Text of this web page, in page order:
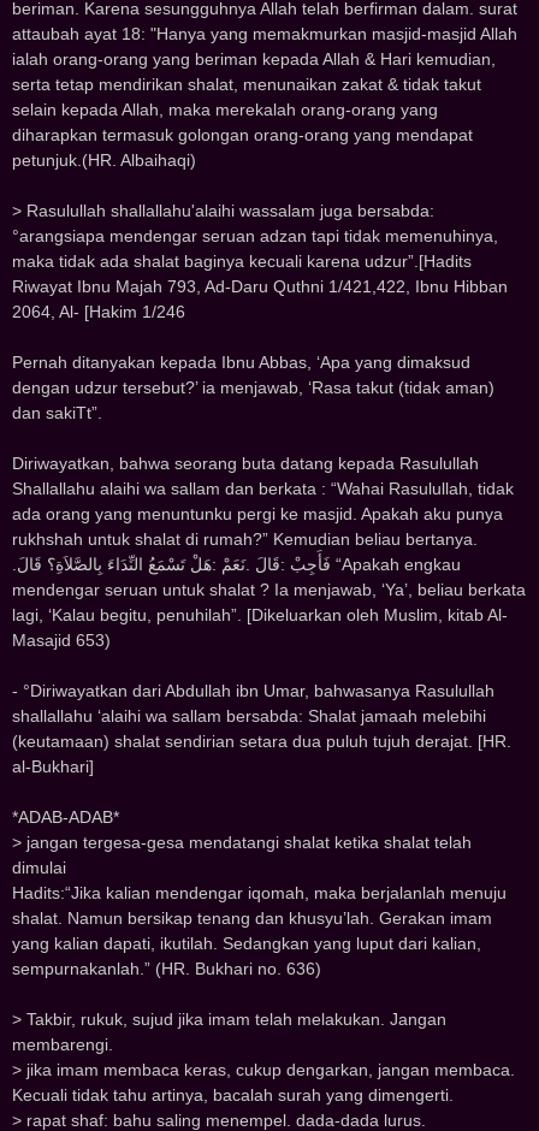
beriman. Karena sesungguhnya Allah telah berfirman dalam. surat
attaubah ayat 18: "Hanya yang memakmurkan masjid-masjid Allah
ialah orang-orang yang beriman kepada Allah & Hari kemudian,
serta tetap mendirikan shalat, menunaikan zakat & tidak takut
selain kepada Allah, maka merekalah orang-orang yang
diharapkan termasuk golongan orang-orang yang mendapat
petunjuk.(HR. Albaihaqi)
> Rasulullah shallallahu'alaihi wassalam juga bersabda:
°arangsiapa mendengar seruan adzan tapi tidak memenuhinya,
maka tidak ada shalat baginya kecuali karena udzur”.[Hadits
Riwayat Ibnu Majah 793, Ad-Daru Quthni 1/421,422, Ibnu Hibban
2064, Al- [Hakim 1/246
Pernah ditanyakan kepada Ibnu Abbas, ‘Apa yang dimaksud
dengan udzur tersebut?’ ia menjawab, ‘Rasa takut (tidak aman)
dan sakiTt”.
Diriwayatkan, bahwa seorang buta datang kepada Rasulullah
Shallallahu alaihi wa sallam dan berkata : “Wahai Rasulullah, tidak
ada orang yang menuntunku pergi ke masjid. Apakah aku punya
rukhshah untuk shalat di rumah?” Kemudian beliau bertanya.
mendengar seruan untuk shalat ? Ia menjawab, ‘Ya’, beliau berkata
lagi, ‘Kalau begitu, penuhilah”. [Dikeluarkan oleh Muslim, kitab Al-
Masajid 653)
- °Diriwayatkan dari Abdullah ibn Umar, bahwasanya Rasulullah
shallallahu ‘alaihi wa sallam bersabda: Shalat jamaah melebihi
(keutamaan) shalat sendirian setara dua puluh tujuh derajat. [HR.
al-Bukhari]
*ADAB-ADAB*
> jangan tergesa-gesa mendatangi shalat ketika shalat telah
dimulai
Hadits:“Jika kalian mendengar iqomah, maka berjalanlah menuju
shalat. Namun bersikap tenang dan khusyu’lah. Gerakan imam
yang kalian dapati, ikutilah. Sedangkan yang luput dari kalian,
sempurnakanlah.” (HR. Bukhari no. 636)
> Takbir, rukuk, sujud jika imam telah melakukan. Jangan
membarengi.
> jika imam membaca keras, cukup dengarkan, jangan membaca.
Kecuali tidak tahu artinya, bacalah surah yang dimengerti.
> rapat shaf: bahu saling menempel. d‌‌ad‌‌a-d‌‌ad‌‌a lurus.